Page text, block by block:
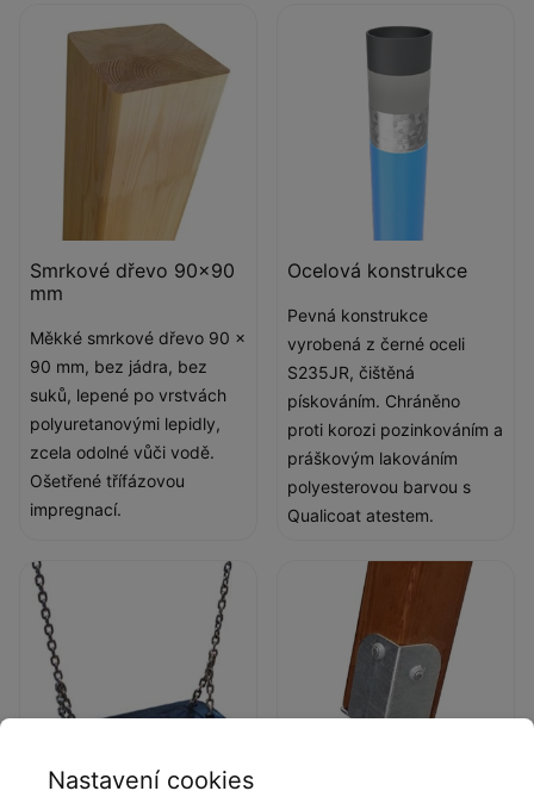
Smrkové dřevo 90x90
mm
Měkké smrkové dřevo 90 x
90 mm, bez jádra, bez
suků, lepené po vrstvách
polyuretanovými lepidly,
zcela odolné vůči vodě.
Ošetřené třífázovou
impregnací.
Ocelová konstrukce
Pevná konstrukce
vyrobená z černé oceli
S235JR, čištěná
pískováním. Chráněno
proti korozi pozinkováním a
práškovým lakováním
polyesterovou barvou s
Qualicoat atestem.
Nastavení cookies